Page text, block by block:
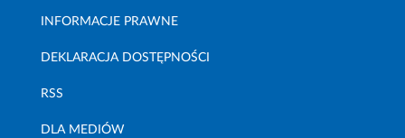
INFORMACJE PRAWNE
DEKLARACJA DOSTĘPNOŚCI
RSS
DLA MEDIÓW